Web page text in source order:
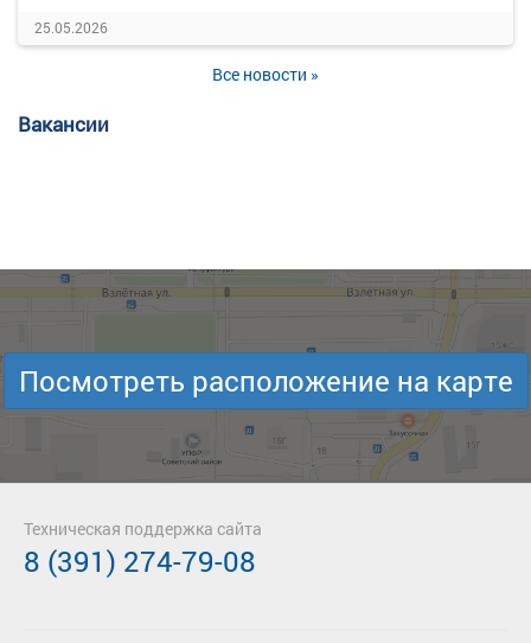
25.05.2026
Все новости »
Вакансии
Посмотреть расположение на карте
Техническая поддержка сайта
8 (391) 274-79-08